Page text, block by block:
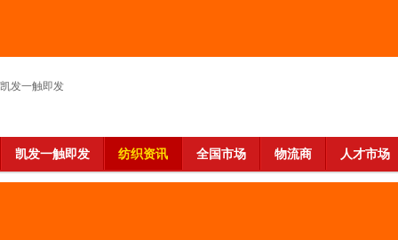
凯发一触即发
凯发一触即发 纺织资讯 全国市场 物流商 人才市场